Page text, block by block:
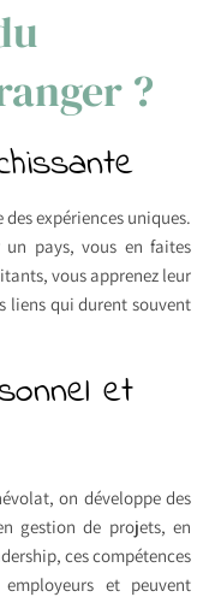
?
expériences uniques.
pays, vous en faites
vous apprenez leur
liens qui durent souvent
et
on développe des
gestion de projets, en
ces compétences
et peuvent